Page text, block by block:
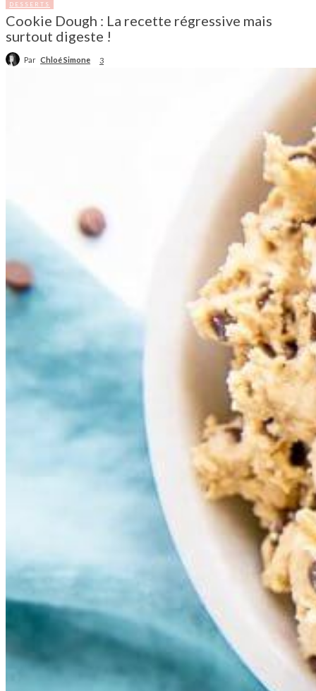
DESSERTS
Cookie Dough : La recette régressive mais
surtout digeste !
Par Chloé Simone 3